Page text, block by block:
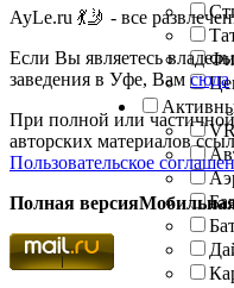
AyLe.ru 💃🤳 - все
Если Вы являетесь
заведения в Уфе, Вам сюда
При полной или
авторских материалов
Пользовательское
Полная версия